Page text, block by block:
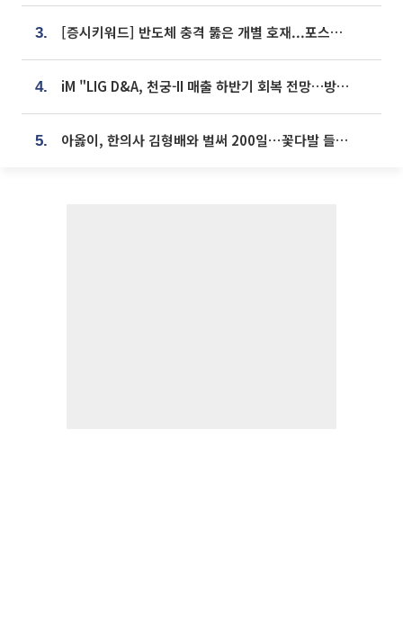
3. [증시키워드] 반도체 충격 뚫은 개별 호재...포스코퓨처엠·에코프로·한화솔루션 '눈길'
4. iM "LIG D&A, 천궁-II 매출 하반기 회복 전망…방산 톱픽 유지"
5. 아옳이, 한의사 김형배와 벌써 200일⋯꽃다발 들고 "프러포즈 아냐"